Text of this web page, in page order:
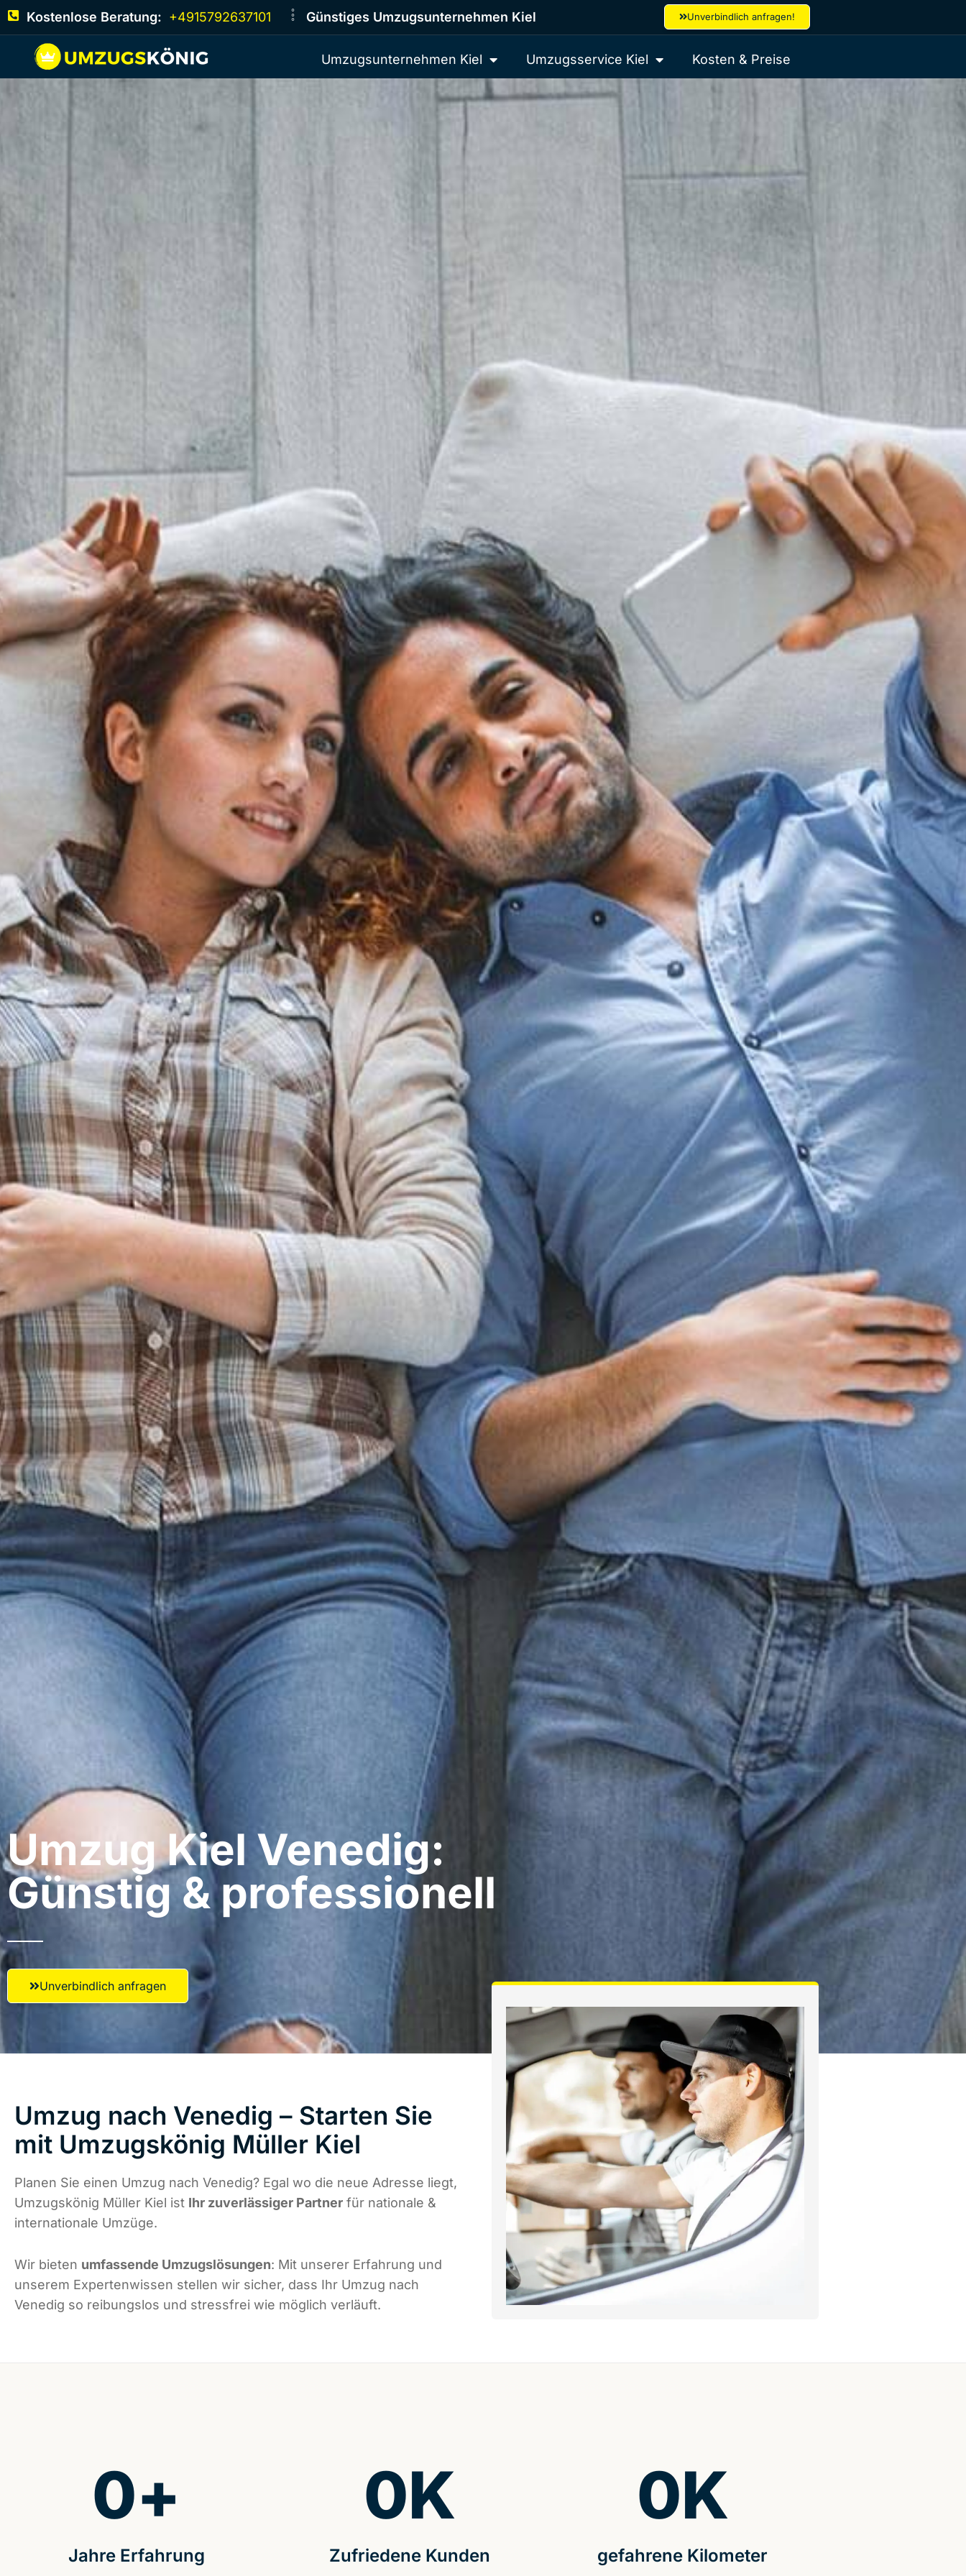
Kostenlose Beratung: +4915792637101 Günstiges Umzugsunternehmen Kiel Unverbindlich anfragen!
Umzugsunternehmen Kiel Umzugsservice Kiel Kosten & Preise
Umzug Kiel​ Venedig:
Günstig & professionell​
Unverbindlich anfragen
Umzug nach Venedig – Starten Sie
mit Umzugskönig Müller Kiel
Planen Sie einen Umzug nach Venedig? Egal wo die neue Adresse liegt,
Umzugskönig Müller Kiel ist Ihr zuverlässiger Partner für nationale &
internationale Umzüge.
Wir bieten umfassende Umzugslösungen: Mit unserer Erfahrung und
unserem Expertenwissen stellen wir sicher, dass Ihr Umzug nach
Venedig so reibungslos und stressfrei wie möglich verläuft.
Jahre Erfahrung
0+
Zufriedene Kunden
0K
gefahrene Kilometer
0K